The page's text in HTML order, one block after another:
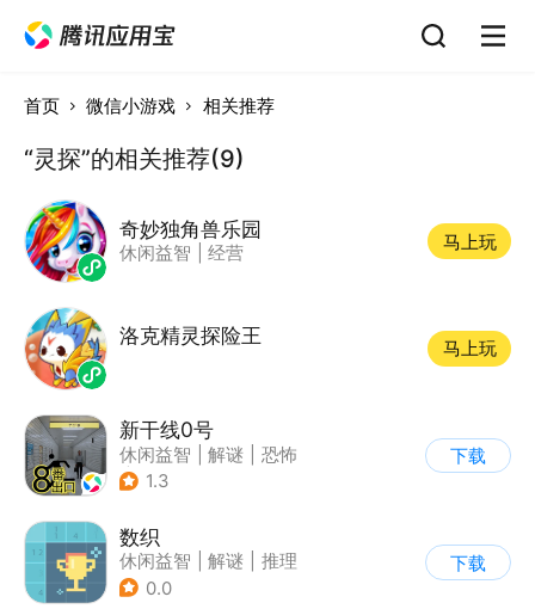
首页 微信小游戏 相关推荐
“灵探”的相关推荐(9)
奇妙独角兽乐园
休闲益智 经营
马上玩
洛克精灵探险王
马上玩
新干线0号
休闲益智 解谜
恐怖
| 写实
1.3
下载
数织
休闲益智 解谜
推理
0.0
下载